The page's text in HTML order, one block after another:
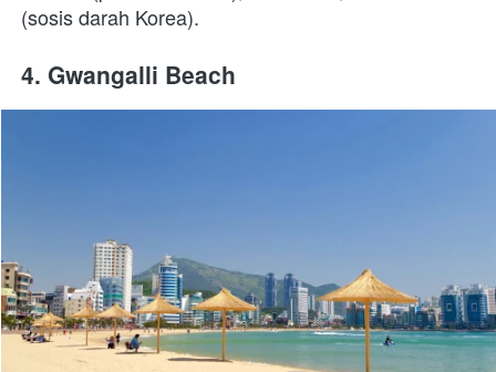
(sosis darah Korea).
4. Gwangalli Beach